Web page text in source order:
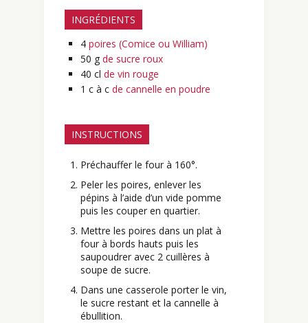
INGRÉDIENTS
4 poires (Comice ou William)
50 g de sucre roux
40 cl de vin rouge
1 c à c de cannelle en poudre
INSTRUCTIONS
Préchauffer le four à 160°.
Peler les poires, enlever les
pépins à l’aide d’un vide pomme
puis les couper en quartier.
Mettre les poires dans un plat à
four à bords hauts puis les
saupoudrer avec 2 cuillères à
soupe de sucre.
Dans une casserole porter le vin,
le sucre restant et la cannelle à
ébullition.